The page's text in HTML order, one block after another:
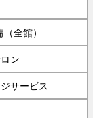
全館）
ン
サービス